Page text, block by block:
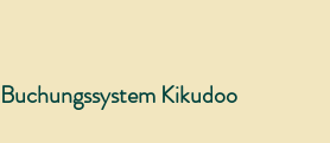
Buchungssystem Kikudoo